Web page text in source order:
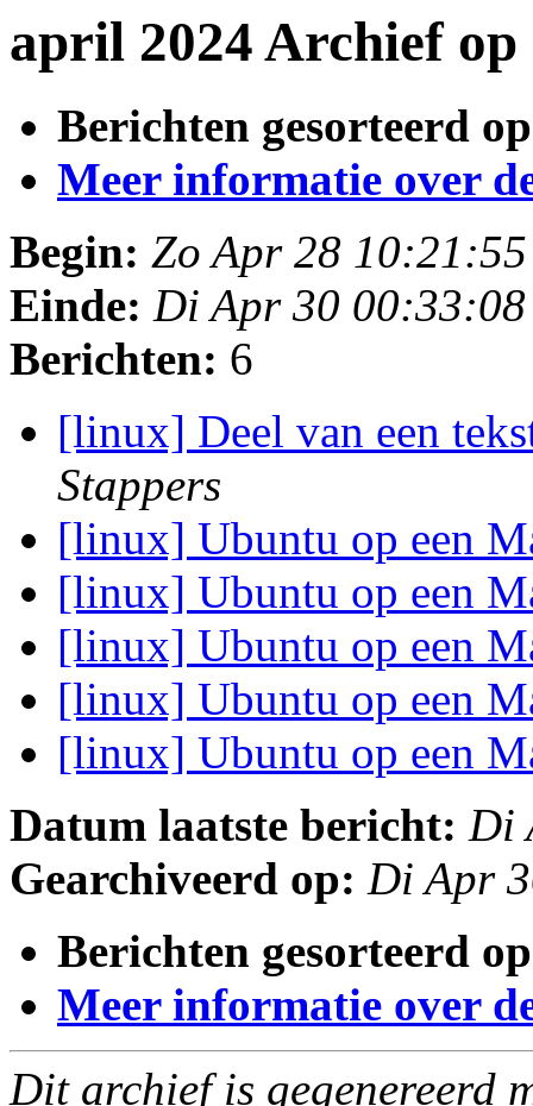
april 2024 Archief
Berichten gesorteerd
Meer informatie over
Begin: Zo Apr 28
Einde: Di Apr 30 00:33:08
Berichten: 6
[linux] Deel van een
Stappers
[linux] Ubuntu op een
[linux] Ubuntu op een
[linux] Ubuntu op een
[linux] Ubuntu op een
[linux] Ubuntu op een
Datum laatste bericht: Di
Gearchiveerd op: Di Apr
Berichten gesorteerd
Meer informatie over
Dit archief is gegenereerd